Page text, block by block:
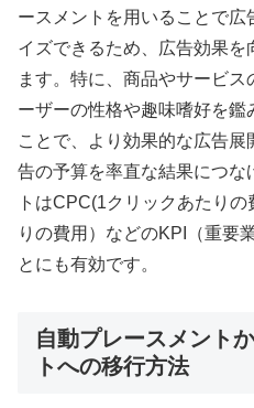
ースメントを用いることで
イズできるため、広告効果を
ます。特に、商品やサービ
ーザーの性格や趣味嗜好を
ことで、より効果的な広告
告の予算を率直な結果につ
トはCPC(1クリックあたり
りの費用）などのKPI（重要
とにも有効です。
自動プレースメント
トへの移行方法